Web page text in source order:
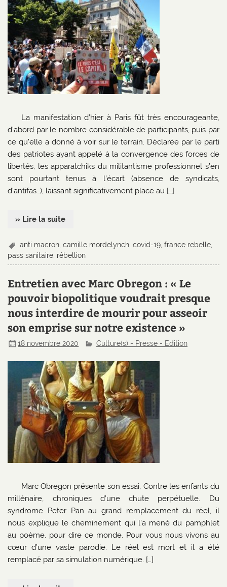
La manifestation d’hier à Paris fût très encourageante,
d’abord par le nombre considérable de participants, puis par
ce qu’elle a donné à voir sur le terrain. Déclarée par le parti
des patriotes ayant appelé à la convergence des forces de
libertés, les apparatchiks du militantisme professionnel s’en
sont pourtant tenus à l’écart (absence de syndicats,
d’antifas…), laissant significativement place au […]
» Lire la suite
anti macron ,camille mordelynch ,covid-19 ,france rebelle
pass sanitaire rébellion
Entretien avec Marc Obregon : « Le
pouvoir biopolitique voudrait presque
nous interdire de mourir pour asseoir
son emprise sur notre existence »
18 novembre 2020 Culture(s) - Presse - Edition
Marc Obregon présente son essai, Contre les enfants du
millénaire, chroniques d’une chute perpétuelle. Du
syndrome Peter Pan au grand remplacement du réel, il
nous explique le cheminement qui l’a mené du pamphlet
au poème, pour dire ce monde. Pour vous nous vivons au
cœur d’une vaste parodie. Le réel est mort et il a été
remplacé par sa simulation numérique. […]